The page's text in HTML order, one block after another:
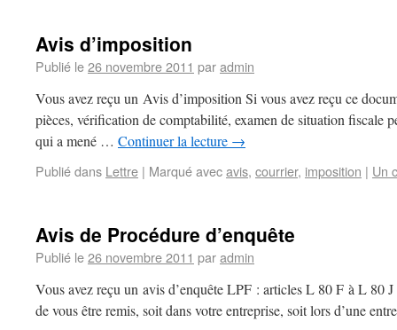
Avis d’imposition
Publié le26 novembre 2011 paradmin
Vous avez reçu un Avis d’imposition Si vous avez reçu ce
pièces, vérification de comptabilité, examen de situation fiscale
qui a mené … Continuer la lecture →
Publié dans Lettre | Marqué avecavis, courrier, imposition | Un
Avis de Procédure d’enquête
Publié le26 novembre 2011 paradmin
Vous avez reçu un avis d’enquête LPF : articles L 80 F à L 80
de vous être remis, soit dans votre entreprise, soit lors d’une